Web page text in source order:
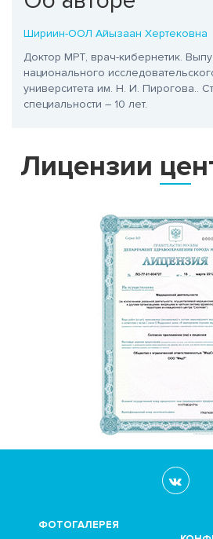
Шириин-ООЛ Айызаан Хертековна
Доктор МРТ, врач-кибернетик.
национального
университета им. Н. И. Пирогова..
специальности – 10 лет.
Лицензии
ФОТОГАЛЕРЕЯ